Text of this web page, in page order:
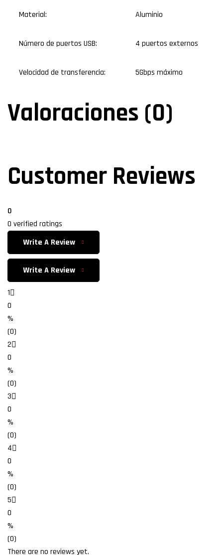
Material: Aluminio
Número de puertos USB: 4 puertos externos
Velocidad de transferencia: 5Gbps máximo
Valoraciones (0)
Customer Reviews
0
0 verified ratings
Write A Review
Write A Review
1
0
%
(0)
2
0
%
(0)
3
0
%
(0)
4
0
%
(0)
5
0
%
(0)
There are no reviews yet.